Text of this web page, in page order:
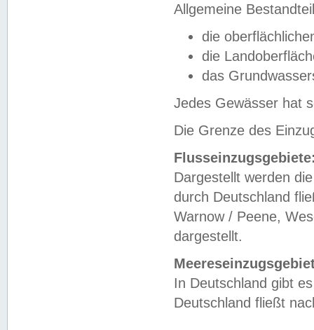
Allgemeine
die
die
das
Jedes Gewässer hat
Die Grenze des
Dargestellt werden
durch Deutschland
Warnow / Peene,
dargestellt.
In Deutschland gibt
Deutschland fließt